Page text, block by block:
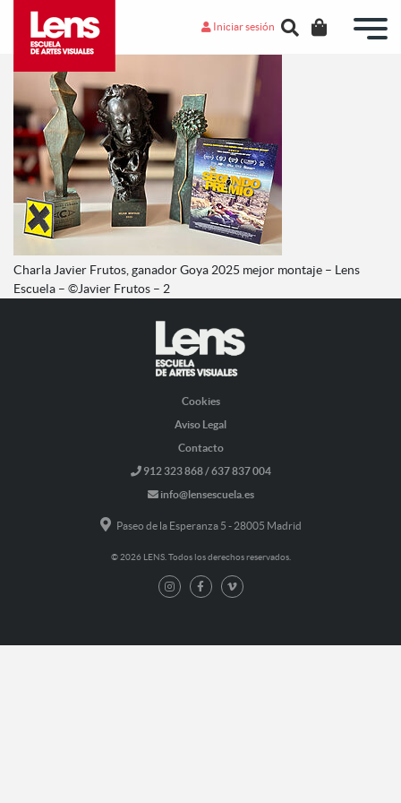
Iniciar sesión
Charla Javier Frutos, ganador Goya 2025 mejor montaje – Lens
Escuela – ©Javier Frutos – 2
Cookies
Aviso Legal
Contacto
912 323 868 / 637 837 004
info@lensescuela.es
Paseo de la Esperanza 5 - 28005 Madrid
© 2026 LENS. Todos los derechos reservados.